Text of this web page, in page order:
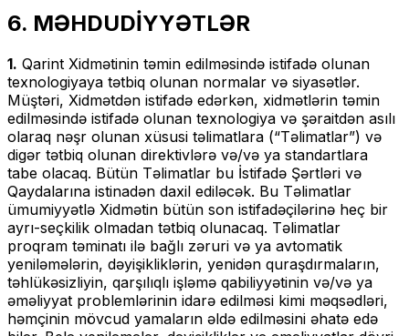
6. MƏHDUDİYYƏTLƏR
1. Qarint Xidmətinin təmin edilməsində istifadə olunan
texnologiyaya tətbiq olunan normalar və siyasətlər.
Müştəri, Xidmətdən istifadə edərkən, xidmətlərin təmin
edilməsində istifadə olunan texnologiya və şəraitdən asılı
olaraq nəşr olunan xüsusi təlimatlara (“Təlimatlar”) və
digər tətbiq olunan direktivlərə və/və ya standartlara
tabe olacaq. Bütün Təlimatlar bu İstifadə Şərtləri və
Qaydalarına istinadən daxil ediləcək. Bu Təlimatlar
ümumiyyətlə Xidmətin bütün son istifadəçilərinə heç bir
ayrı-seçkilik olmadan tətbiq olunacaq. Təlimatlar
proqram təminatı ilə bağlı zəruri və ya avtomatik
yeniləmələrin, dəyişikliklərin, yenidən quraşdırmaların,
təhlükəsizliyin, qarşılıqlı işləmə qabiliyyətinin və/və ya
əməliyyat problemlərinin idarə edilməsi kimi məqsədləri,
həmçinin mövcud yamaların əldə edilməsini əhatə edə